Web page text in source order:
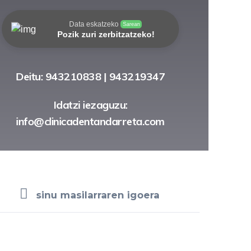
Data eskatzeko Sarean
Pozik zuri zerbitzatzeko!
Deitu: 943210838 | 943219347
Idatzi iezaguzu:
info@clinicadentandarreta.com
sinu masilarraren igoera